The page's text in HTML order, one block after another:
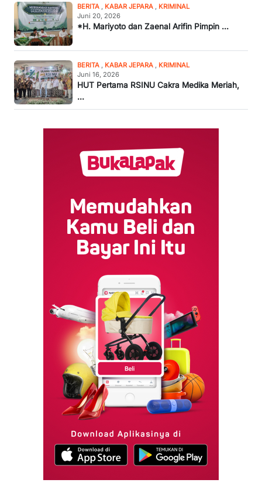
BERITA KABAR JEPARA
KRIMINAL
Juni 20, 2026
*H. Mariyoto dan Zaenal Arifin Pimpin ...
BERITA KABAR JEPARA
KRIMINAL
Juni 16, 2026
HUT Pertama RSINU Cakra Medika Meriah,
...